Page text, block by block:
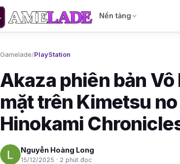
Nền tảng
Gamelade/PlayStation
Akaza phiên bản
mặt trên Kimetsu
Hinokami
Nguyễn Hoàng Long
15/12/2025 · 2 phút đọc